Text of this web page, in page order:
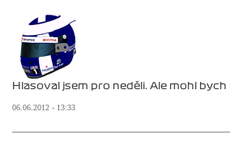
Hlasoval jsem pro neděli. Ale mohl bych
06.06.2012 - 13:33